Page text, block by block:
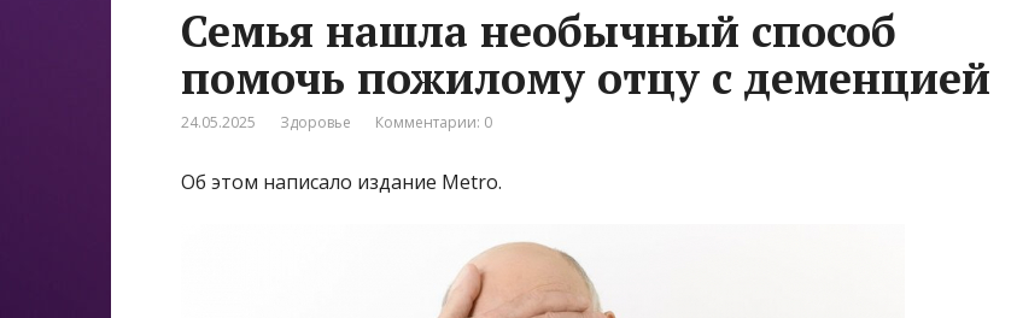
Семья нашла необычный способ
помочь пожилому отцу с деменцией
24.05.2025 Здоровье Комментарии: 0
Об этом написало издание Metro.